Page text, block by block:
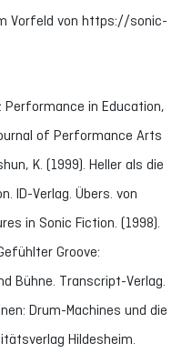
Vorfeld von https://sonic-
Performance in Education,
of Performance Arts
K. (1999). Heller als die
ID-Verlag. Übers. von
in Sonic Fiction. (1998).
Groove:
Bühne. Transcript-Verlag.
Drum-Machines und die
Hildesheim.